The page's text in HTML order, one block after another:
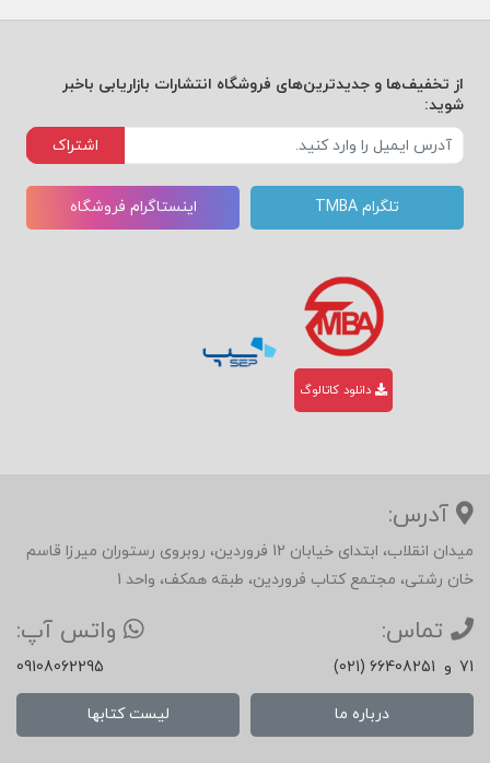
از تخفیف‌ها و جدیدترین‌های فروشگاه انتشارات بازاریابی باخبر
شوید:
اشتراک
تلگرام TMBA اینستاگرام فروشگاه
دانلود کاتالوگ
آدرس:
میدان انقلاب، ابتدای خیابان 12 فروردین، روبروی رستوران میرزا قاسم
خان رشتی، مجتمع کتاب فروردین، طبقه همکف، واحد 1
تماس:
(021) 66408251 و 71
واتس آپ:
09108062295
درباره ما لیست کتابها